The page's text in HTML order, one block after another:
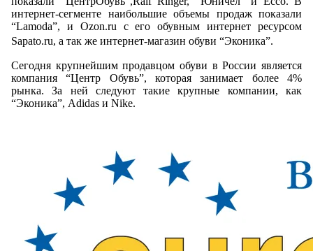
интернет-сегменте наибольшие объемы продаж показали
“Lamoda”, и Ozon.ru с его обувным интернет ресурсом
Sapato.ru, а так же интернет-магазин обуви “Эконика”.
Сегодня крупнейшим продавцом обуви в России является
компания “Центр Обувь”, которая занимает более 4%
рынка. За ней следуют такие крупные компании, как
“Эконика”, Adidas и Nike.